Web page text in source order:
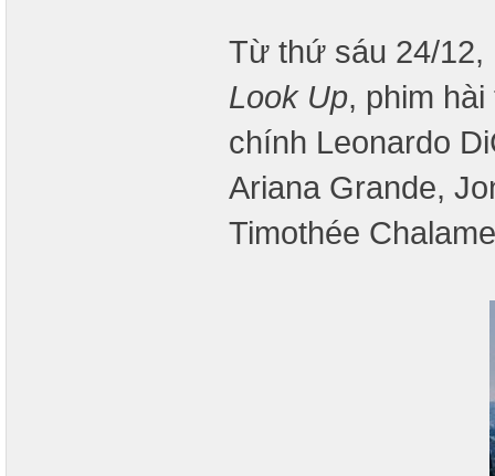
Từ thứ sáu 24/
Look Up, phim
chính Leonardo
Ariana Grande,
Timothée